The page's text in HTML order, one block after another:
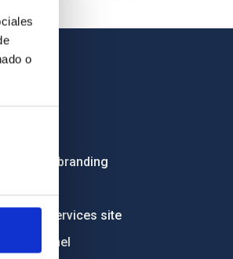
o
branding
services site
channel